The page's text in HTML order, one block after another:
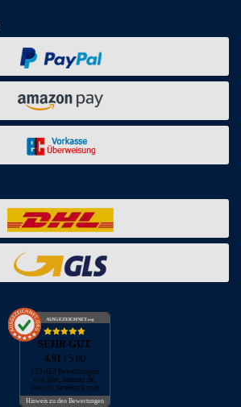
AUSGEZEICHNET.org
SEHR GUT
4.91 / 5.00
173.452 Bewertungen
von hier, amazon.de,
ebay.de, facebook.com
Hinweis zu den Bewertungen